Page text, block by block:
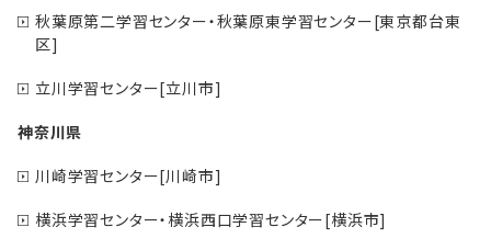
秋葉原第二学習センター・秋葉原東学習センター[東京都台東
区]
立川学習センター[立川市]
神奈川県
川崎学習センター[川崎市]
横浜学習センター・横浜西口学習センター[横浜市]